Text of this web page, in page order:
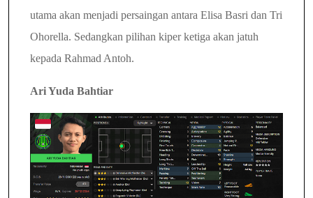
utama akan menjadi persaingan antara Elisa Basri dan Tri
Ohorella. Sedangkan pilihan kiper ketiga akan jatuh
kepada Rahmad Antoh.
Ari Yuda Bahtiar